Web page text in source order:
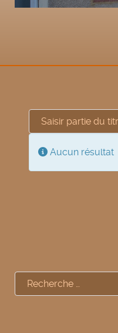
Saisir partie du titre
Info
Aucun résultat
Rechercher